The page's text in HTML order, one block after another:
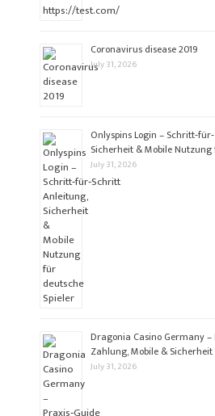
Coronavirus disease 2019
July 31, 2026
Onlyspins Login –
Sicherheit & Mobile
July 31, 2026
Dragonia Casino Germany –
Zahlung, Mobile & Sicherheit
July 31, 2026